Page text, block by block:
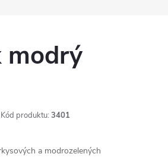
modrý
Kód produktu: 3401
a modrozelených